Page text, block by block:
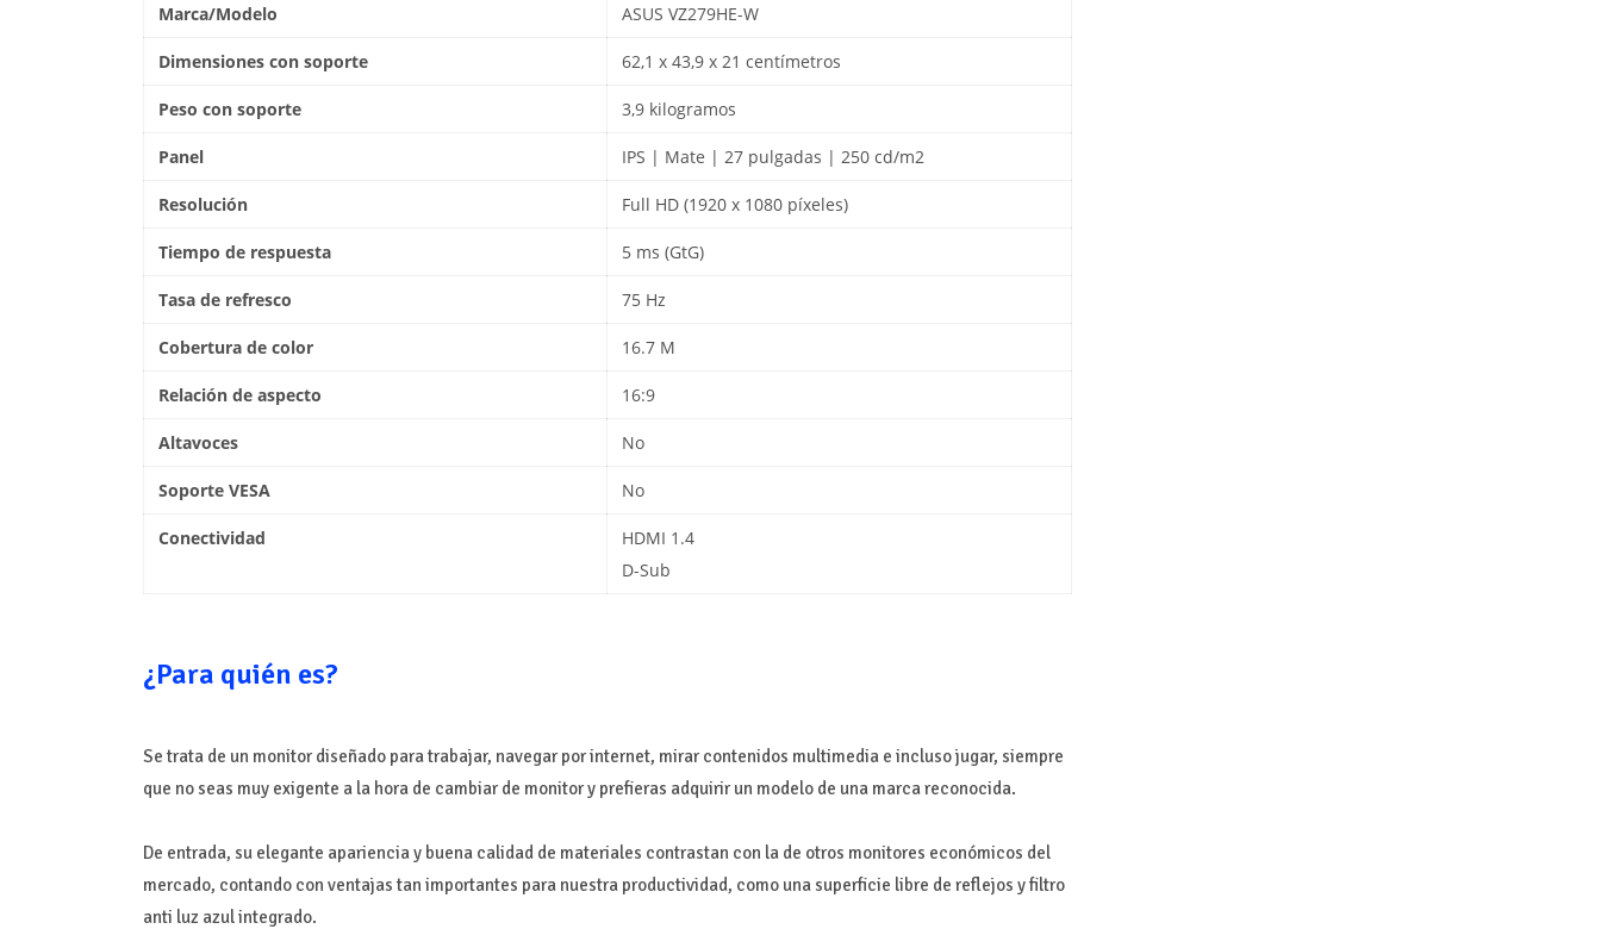
Marca/Modelo ASUS VZ279HE-W
Dimensiones con soporte 62,1 x 43,9 x 21 centímetros
Peso con soporte 3,9 kilogramos
Panel IPS | Mate | 27 pulgadas | 250 cd/m2
Resolución Full HD (1920 x 1080 píxeles)
Tiempo de respuesta 5 ms (GtG)
Tasa de refresco 75 Hz
Cobertura de color 16.7 M
Relación de aspecto 16:9
Altavoces No
Soporte VESA No
Conectividad
HDMI 1.4
D-Sub
¿Para quién es?
Se trata de un monitor diseñado para trabajar, navegar por internet, mirar contenidos multimedia e incluso jugar, siempre
que no seas muy exigente a la hora de cambiar de monitor y prefieras adquirir un modelo de una marca reconocida.
De entrada, su elegante apariencia y buena calidad de materiales contrastan con la de otros monitores económicos del
mercado, contando con ventajas tan importantes para nuestra productividad, como una superficie libre de reflejos y filtro
anti luz azul integrado.